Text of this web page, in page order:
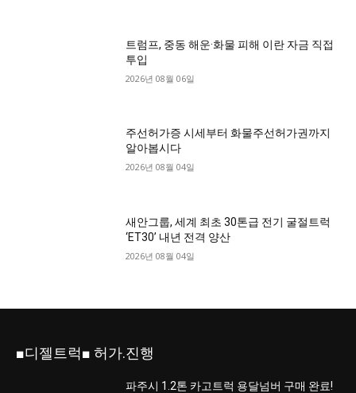
트럼프, 중동 해운·화물 피해 이란 자금 직접
투입
2026년 08월 06일
주선허가증 시세부터 화물주선허가권까지
알아봅시다
2026년 08월 04일
새안그룹, 세계 최초 30톤급 전기 굴절트럭
‘ET30’ 내년 전격 양산
2026년 08월 04일
■디젤트럭■ 허가.진행
파주시 1.2톤 카고트럭 용달넘버 구매 완료!